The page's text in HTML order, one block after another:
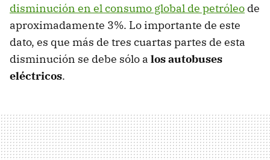
disminución en el consumo global de petróleo de
aproximadamente 3%. Lo importante de este
dato, es que más de tres cuartas partes de esta
disminución se debe sólo a los autobuses
eléctricos.